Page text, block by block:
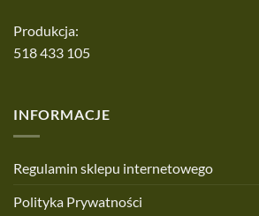
Produkcja:
518 433 105
INFORMACJE
Regulamin sklepu internetowego
Polityka Prywatności